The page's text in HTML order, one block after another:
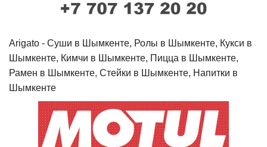
Arigato - Cуши в Шымкенте, Ролы в Шымкенте, Кукси в
Шымкенте, Кимчи в Шымкенте, Пицца в Шымкенте,
Рамен в Шымкенте, Стейки в Шымкенте, Напитки в
Шымкенте